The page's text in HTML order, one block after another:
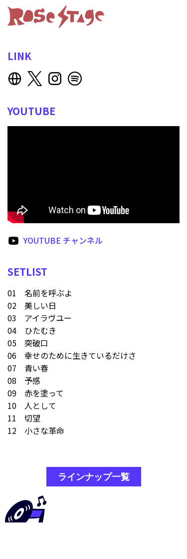
LINK
YOUTUBE
YOUTUBE チャンネル
SETLIST
01 名前を呼ぶよ
02 美しい日
03 アイラヴユー
04 ひたむき
05 突破口
06 幸せのために生きているだけさ
07 青い春
08 予感
09 赤を塗って
10 人として
11 切望
12 小さな革命
ラインナップ一覧